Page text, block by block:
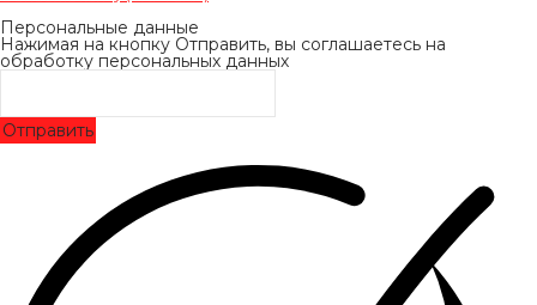
Персональные данные
Нажимая на кнопку Отправить, вы соглашаетесь на
обработку персональных данных
Отправить